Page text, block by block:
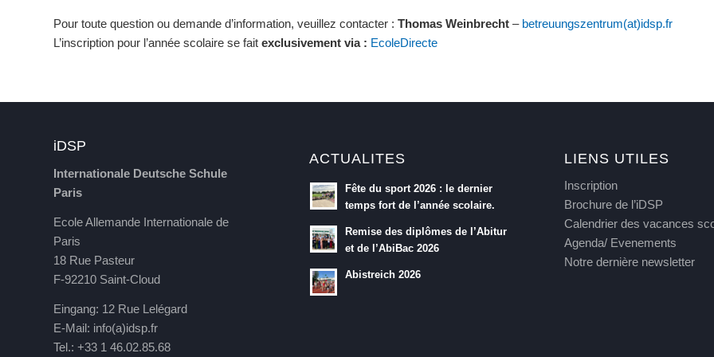
Pour toute question ou demande d’information, veuillez contacter : Thomas Weinbrecht – betreuungszentrum(at)idsp.fr
L’inscription pour l’année scolaire se fait exclusivement via : EcoleDirecte
iDSP
Internationale Deutsche Schule
Paris
Ecole Allemande Internationale de
Paris
18 Rue Pasteur
F-92210 Saint-Cloud
Eingang: 12 Rue Lelégard
E-Mail: info(a)idsp.fr
Tel.: +33 1 46.02.85.68
ACTUALITES
Fête du sport 2026 : le dernier
temps fort de l’année scolaire.
Remise des diplômes de l’Abitur
et de l’AbiBac 2026
Abistreich 2026
LIENS UTILES
Inscription
Brochure de l’iDSP
Calendrier des vacances
Agenda/ Evenements
Notre dernière newsletter